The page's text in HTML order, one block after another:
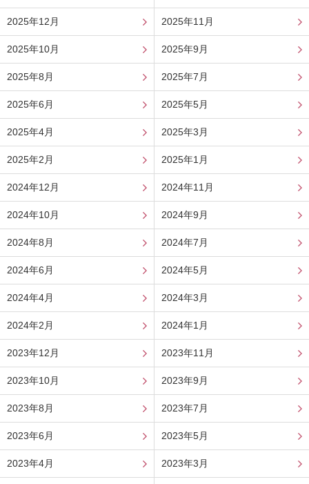
2025年12月 2025年11月
2025年10月 2025年9月
2025年8月 2025年7月
2025年6月 2025年5月
2025年4月 2025年3月
2025年2月 2025年1月
2024年12月 2024年11月
2024年10月 2024年9月
2024年8月 2024年7月
2024年6月 2024年5月
2024年4月 2024年3月
2024年2月 2024年1月
2023年12月 2023年11月
2023年10月 2023年9月
2023年8月 2023年7月
2023年6月 2023年5月
2023年4月 2023年3月